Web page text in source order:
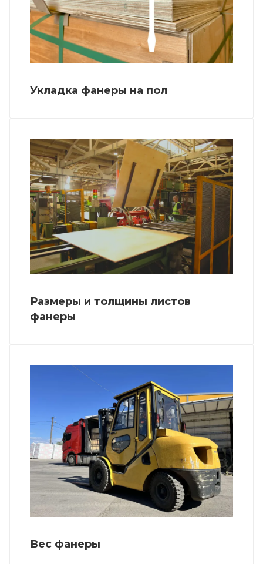
Укладка фанеры на пол
Размеры и толщины листов
фанеры
Вес фанеры